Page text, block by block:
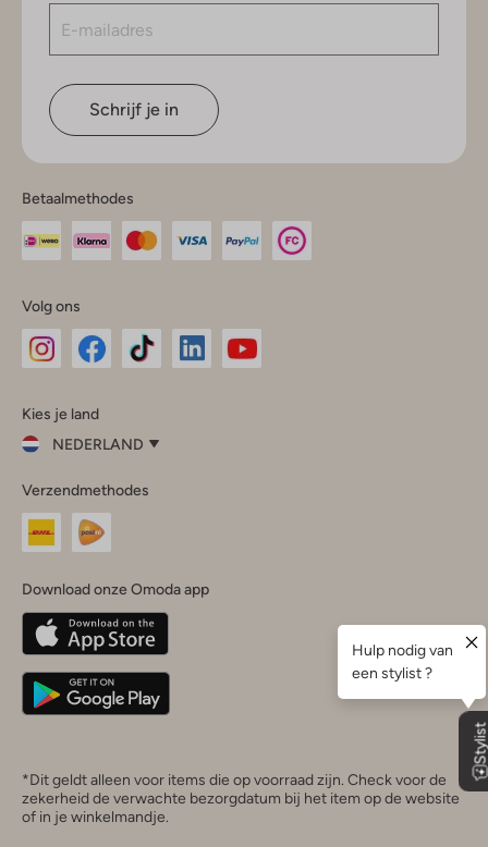
Schrijf je in
Betaalmethodes
Volg ons
InstagramFacebook
Kies je land
NEDERLAND
je
land
Nederland
Belgique(Français)
Deutschland
Verzendmethodes
Download onze Omoda app
*Dit geldt alleen voor items die op voorraad zijn. Check voor de
zekerheid de verwachte bezorgdatum bij het item op de website
of in je winkelmandje.